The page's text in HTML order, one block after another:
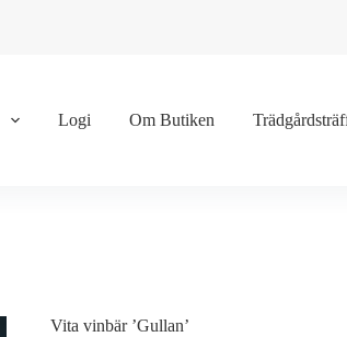
Logi Om Butiken
Vita vinbär ’Gullan’